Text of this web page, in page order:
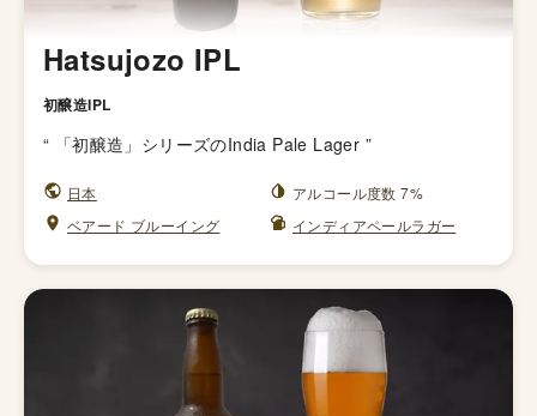
Hatsujozo IPL
初醸造IPL
“ 「初醸造」シリーズのIndia Pale Lager ”
日本
アルコール度数 7%
ベアード ブルーイング
インディアペールラガー